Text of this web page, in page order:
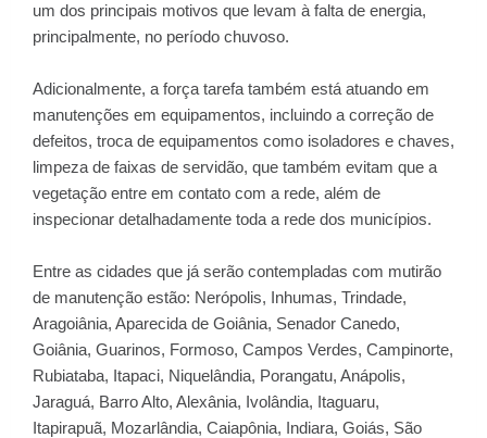
um dos principais motivos que levam à falta de energia,
principalmente, no período chuvoso.
Adicionalmente, a força tarefa também está atuando em
manutenções em equipamentos, incluindo a correção de
defeitos, troca de equipamentos como isoladores e chaves,
limpeza de faixas de servidão, que também evitam que a
vegetação entre em contato com a rede, além de
inspecionar detalhadamente toda a rede dos municípios.
Entre as cidades que já serão contempladas com mutirão
de manutenção estão: Nerópolis, Inhumas, Trindade,
Aragoiânia, Aparecida de Goiânia, Senador Canedo,
Goiânia, Guarinos, Formoso, Campos Verdes, Campinorte,
Rubiataba, Itapaci, Niquelândia, Porangatu, Anápolis,
Jaraguá, Barro Alto, Alexânia, Ivolândia, Itaguaru,
Itapirapuã, Mozarlândia, Caiapônia, Indiara, Goiás, São